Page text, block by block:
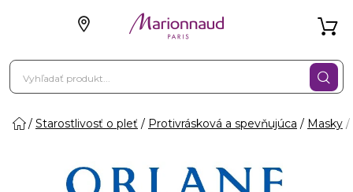
Starostlivosť o pleť Protivrásková a spevňujúca Masky